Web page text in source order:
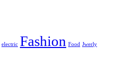
electric Fashion Food Jwerly